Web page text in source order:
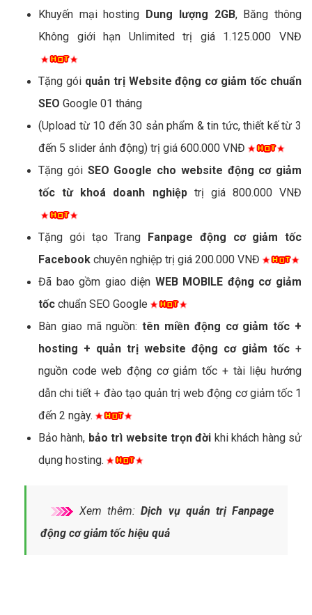
Khuyến mại hosting Dung lượng 2GB, Băng thông
Không giới hạn Unlimited trị giá 1.125.000 VNĐ
Tặng gói quản trị Website động cơ giảm tốc chuẩn
SEO Google 01 tháng
(Upload từ 10 đến 30 sản phẩm & tin tức, thiết kế từ 3
đến 5 slider ảnh động) trị giá 600.000 VNĐ
Tặng gói SEO Google cho website động cơ giảm
tốc từ khoá doanh nghiệptrị giá 800.000 VNĐ
Tặng gói tạo Trang Fanpage động cơ giảm tốc
Facebook chuyên nghiệp trị giá 200.000 VNĐ
Đã bao gồm giao diện WEB MOBILE động cơ giảm
tốc chuẩn SEO Google
Bàn giao mã nguồn:tên miền động cơ giảm tốc +
hosting + quản trị website động cơ giảm tốc +
nguồn code web động cơ giảm tốc + tài liệu hướng
dẫn chi tiết + đào tạo quản trị web động cơ giảm tốc 1
đến 2 ngày.
Bảo hành, bảo trì website trọn đời khi khách hàng sử
dụng hosting.
Xem thêm:Dịch vụ quản trị Fanpage
động cơ giảm tốc hiệu quả